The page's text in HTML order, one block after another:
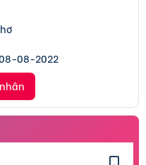
08-2022